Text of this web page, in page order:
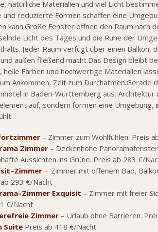
natürliche Materialien und viel Licht
und reduzierte Formen schaffen eine
kann.Große Fenster öffnen den Raum nach
Licht des Tages und die Ruhe der
Jeder Raum verfügt über einen Balkon,
außen fließend macht.Das Design bleibt
helle Farben und hochwertige Materialien
Ankommen, Zeit zum Durchatmen.Gerade
in Baden-Württemberg aus.
auf, sondern formen eine Umgebung,
– Zimmer zum Wohlfühlen. Preis
Zimmer– Deckenhohe
Aussichten ins Grüne. Preis ab 283 €/
- Zimmer mit offenem Bad,
293 €/Nacht
Exquisit – Zimmer mit freier
€/Nacht
Zimmer– Urlaub ohne Barrieren.
SuitePreis ab 418 €/Nacht